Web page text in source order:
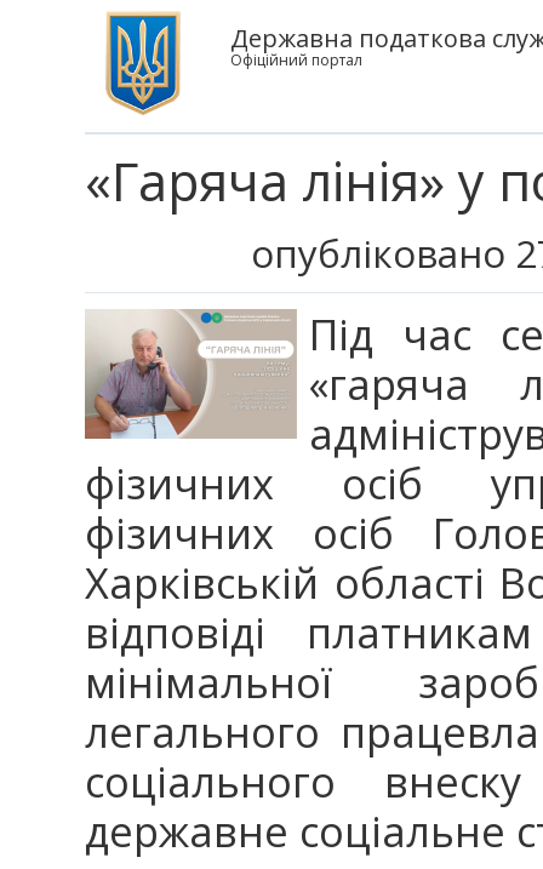
Державна податкова
Офіційний портал
«Гаряча лінія» у
опубліковано
Під час
«гаряча
фізичних осіб
фізичних осіб
Харківській
відповіді
мінімальної
легального
соціального
державне соціальне